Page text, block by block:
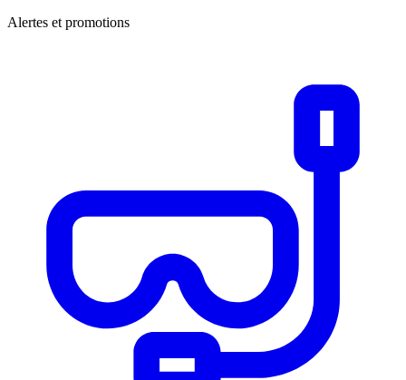
Alertes et promotions